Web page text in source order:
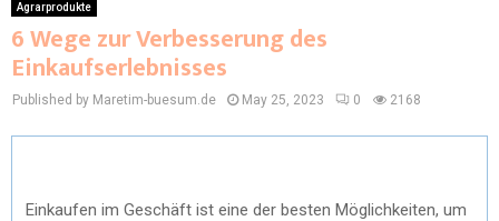
Agrarprodukte
6 Wege zur Verbesserung des
Einkaufserlebnisses
Published by Maretim-buesum.de May 25, 2023 0 2168
Einkaufen im Geschäft ist eine der besten Möglichkeiten, um